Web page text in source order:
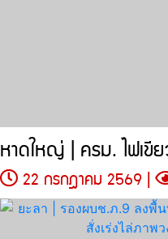
22 กรกฎาคม 2569 |